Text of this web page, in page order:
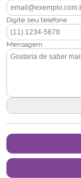
Digite seu telefone
Mensagem